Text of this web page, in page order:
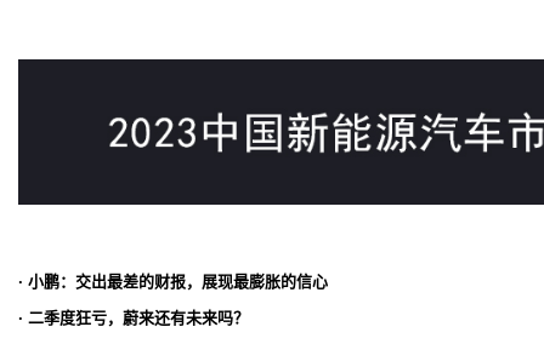
· 小鹏：交出最差的财报，展现最膨胀的信心
· 二季度狂亏，蔚来还有未来吗？